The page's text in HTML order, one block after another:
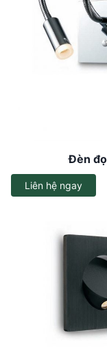
Đèn
Liên hệ ngay